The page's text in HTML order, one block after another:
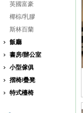
英國富豪
椰棕/乳膠
斯林百蘭
飯廳
書房/辦公室
小型傢俱
摺椅/疊凳
特式檯椅